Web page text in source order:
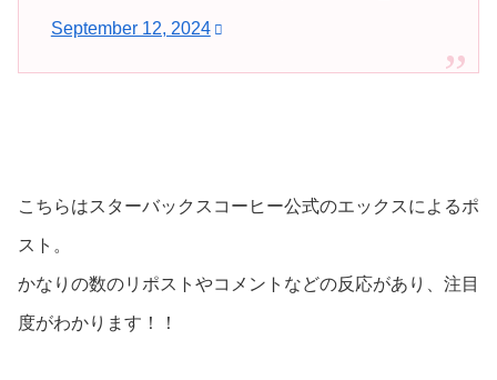
September 12, 2024
こちらはスターバックスコーヒー公式のエックスによるポ
スト。
かなりの数のリポストやコメントなどの反応があり、注目
度がわかります！！